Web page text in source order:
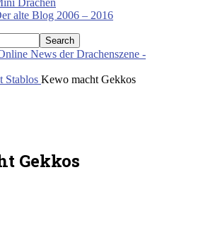
Drachen
alte Blog 2006 – 2016
News der Drachenszene -
Stablos Kewo macht Gekkos
Gekkos